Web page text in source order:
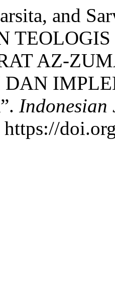
and
AZ-
DAN
Indonesian